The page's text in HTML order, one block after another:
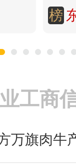
榜
工商
万旗肉牛